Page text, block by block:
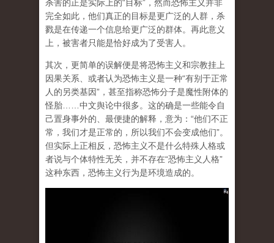
杀害的正是实际上的“目标”，然而恐怖主义并非
完全如此，他们真正的目标是更广泛的人群 ，杀
戮是在传递一个信息给更广泛的群体。再此意义
上，被害者只能是恰好成为了受害人。
其次，更简单的误解便是将恐怖主义和宗教挂上
因果关系、或者认为恐怖主义是一种“有别于正常
人的另类基因”，甚至指称恐怖分子是魔性附体的
怪胎……中文舆论中很多。这的确是一些能令自
己置身事外的、最便捷的解释，意为：“他们不正
常，我们才是正常的，所以我们不会变成他们”。
但实际上正相反， 恐怖主义不是什么特殊人格或
者说与个体特性无关，并不存在“恐怖主义人格”
这种东西，恐怖主义行为是环境造成的。